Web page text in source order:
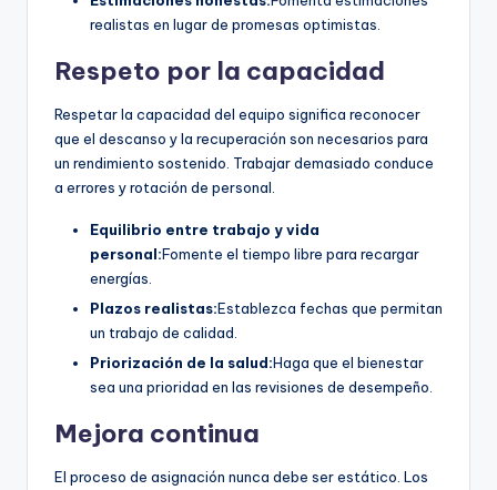
realistas en lugar de promesas optimistas.
Respeto por la capacidad
Respetar la capacidad del equipo significa reconocer
que el descanso y la recuperación son necesarios para
un rendimiento sostenido. Trabajar demasiado conduce
a errores y rotación de personal.
Equilibrio entre trabajo y vida
personal:Fomente el tiempo libre para recargar
energías.
Plazos realistas:Establezca fechas que permitan
un trabajo de calidad.
Priorización de la salud:Haga que el bienestar
sea una prioridad en las revisiones de desempeño.
Mejora continua
El proceso de asignación nunca debe ser estático. Los